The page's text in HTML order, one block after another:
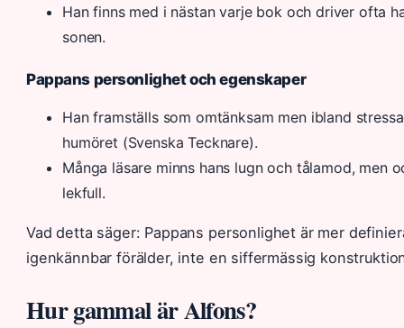
Han finns med i nästan varje bok och driver ofta
sonen.
Pappans personlighet och egenskaper
Han framställs som omtänksam men ibland
humöret (Svenska Tecknare).
Många läsare minns hans lugn och tålamod, men
lekfull.
Vad detta säger: Pappans personlighet är mer
igenkännbar förälder, inte en siffermässig
Hur gammal är Alfons?